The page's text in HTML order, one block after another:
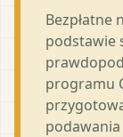
Bezpłatne
podstawie
programu